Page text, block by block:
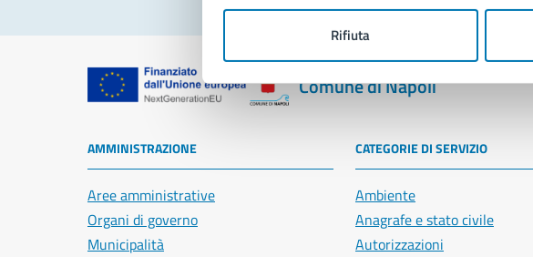
Rifiuta
Comune di Napoli
AMMINISTRAZIONE
Aree amministrative
Organi di governo
Municipalità
CATEGORIE DI SERVIZIO
Ambiente
Anagrafe e stato civile
Autorizzazioni